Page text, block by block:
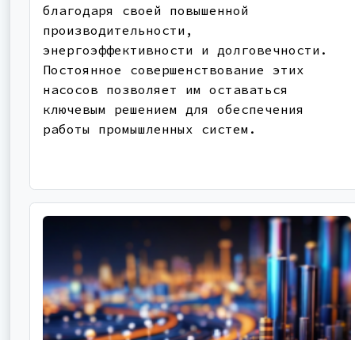
благодаря своей повышенной
производительности,
энергоэффективности и долговечности.
Постоянное совершенствование этих
насосов позволяет им оставаться
ключевым решением для обеспечения
работы промышленных систем.